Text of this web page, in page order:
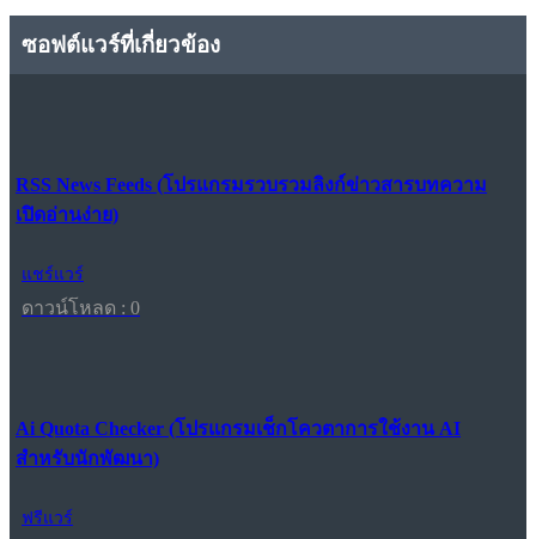
ซอฟต์แวร์ที่เกี่ยวข้อง
RSS News Feeds (โปรแกรมรวบรวมลิงก์ข่าวสารบทความ
เปิดอ่านง่าย)
แชร์แวร์
ดาวน์โหลด : 0
Ai Quota Checker (โปรแกรมเช็กโควตาการใช้งาน AI
สำหรับนักพัฒนา)
ฟรีแวร์